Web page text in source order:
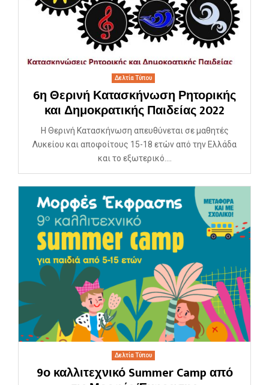
Δελτία Τύπου
6η Θερινή Κατασκήνωση Ρητορικής
και Δημοκρατικής Παιδείας 2022
Η Θερινή Κατασκήνωση απευθύνεται σε μαθητές
Λυκείου και αποφοίτους 15-18 ετών από την Ελλάδα
και το εξωτερικό....
Δελτία Τύπου
9ο καλλιτεχνικό Summer Camp από